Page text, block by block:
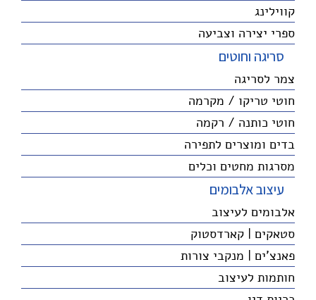
קווילינג
ספרי יצירה וצביעה
סריגה וחוטים
צמר לסריגה
חוטי טריקו / מקרמה
חוטי כותנה / רקמה
בדים ומוצרים לתפירה
מסרגות מחטים וכלים
עיצוב אלבומים
אלבומים לעיצוב
סטאקים | קארדסטוק
פאנצ'ים | מנקבי צורות
חותמות לעיצוב